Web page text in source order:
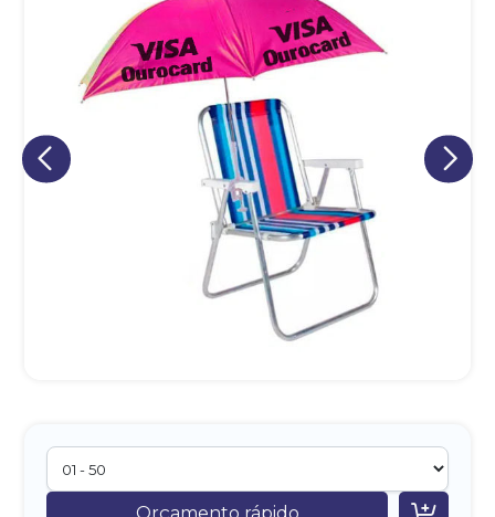
A nossa empresa está comprometida a proteger e respeitar
sua privacidade, utilizaremos seus dados apenas para fins
de marketing. Você pode alterar suas preferências a
qualquer momento.
Iniciar conversa